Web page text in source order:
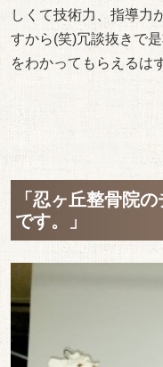
しくて技術力、指導力
すから(笑)冗談抜きで
をわかってもらえるは
「忍ヶ丘整骨院
です。」